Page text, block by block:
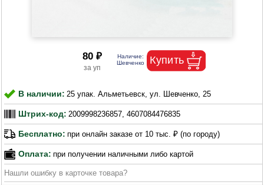
80 ₽
В наличии: 25 упак. Альметьевск, ул. Шевченко, 25
Штрих-код: 2009998236857, 4607084476835
Бесплатно: при онлайн заказе от 10 тыс. ₽ (по городу)
Оплата: при получении наличными либо картой
Нашли ошибку в карточке товара?